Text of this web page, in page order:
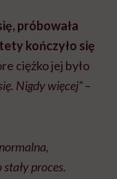
próbowała
kończyło się
ciężko jej było
Nigdy więcej”–
proces.